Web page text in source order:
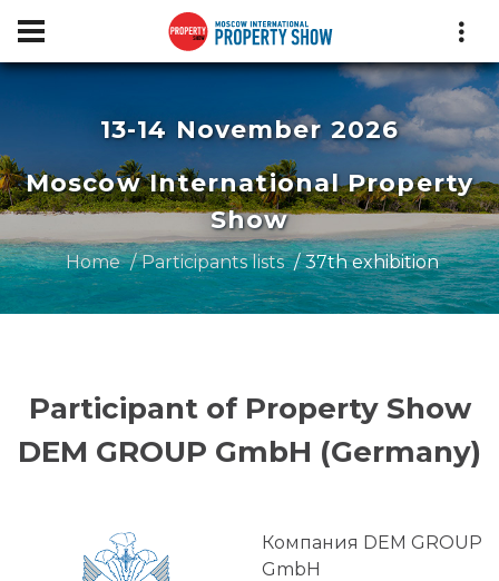
13-14 November 2026
Moscow International Property
Show
Home Participants lists 37th exhibition
Participant of Property Show
DEM GROUP GmbH (Germany)
Компания DEM GROUP
GmbH